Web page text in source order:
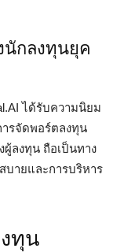
นักลงทุนยุค
ได้รับความนิยม
รจัดพอร์ตลงทุน
ลงทุน ถือเป็นทาง
บายและการบริหาร
ทุน